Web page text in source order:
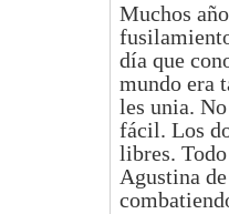
Muchos
día que
mundo era
les unia.
fácil. Los
libres.
Agustina